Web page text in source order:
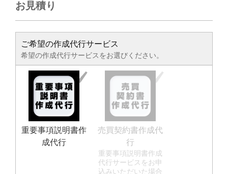
お見積り
ご希望の作成代行サービス
希望の作成代行サービスをお選びください。
重要事項説明書作
成代行
売買契約書作成代
行
重要事項説明書作成
代行サービスをお申
込みいただいた場合